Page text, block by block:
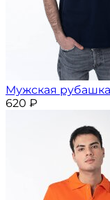
Мужская
620 ₽